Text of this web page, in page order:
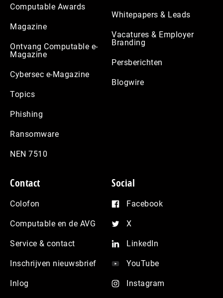
Computable Awards
Magazine
Ontvang Computable e-
Magazine
Cybersec e-Magazine
Topics
Phishing
Ransomware
NEN 7510
Whitepapers & Leads
Vacatures & Employer
Branding
Persberichten
Blogwire
Contact
Colofon
Computable en de AVG
Service & contact
Inschrijven nieuwsbrief
Inlog
Social
Facebook
X
LinkedIn
YouTube
Instagram